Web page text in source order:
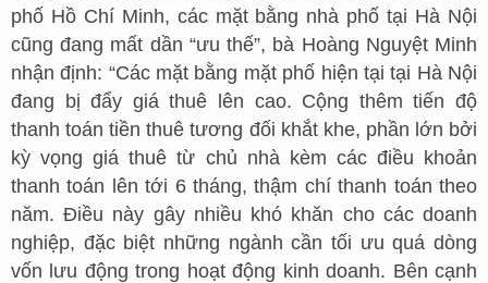
phố Hồ Chí Minh, các mặt bằng nhà phố tại Hà Nội
cũng đang mất dần “ưu thế”, bà Hoàng Nguyệt Minh
nhận định: “Các mặt bằng mặt phố hiện tại tại Hà Nội
đang bị đẩy giá thuê lên cao. Cộng thêm tiến độ
thanh toán tiền thuê tương đối khắt khe, phần lớn bởi
kỳ vọng giá thuê từ chủ nhà kèm các điều khoản
thanh toán lên tới 6 tháng, thậm chí thanh toán theo
năm. Điều này gây nhiều khó khăn cho các doanh
nghiệp, đặc biệt những ngành cần tối ưu quá dòng
vốn lưu động trong hoạt động kinh doanh. Bên cạnh